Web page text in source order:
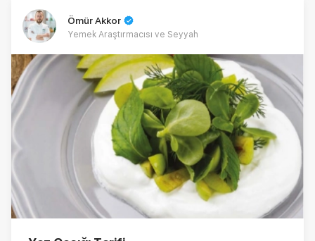
Cookbook Awards tarafından farklı kategorilerde
''best in the world'' (dünyanın en iyisi)
seçilmiştir. 2018-2022 yıllarında Zennup
1844'ün kurucu ortağı ve mutfak şeflerinden biri
olan Ömür Akkor, şimdilerde Havuş
Lokantası'nın kurucu ortağı olarak iş hayatına
devam etmektedir.
Ömür Akkor
Yemek Araştırmacısı ve Seyyah